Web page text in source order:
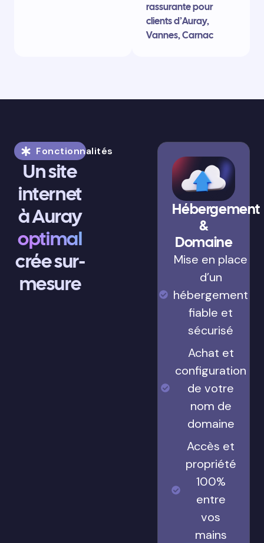
rassurante pour
clients d’Auray,
Vannes, Carnac
Fonctionnalités
Un site
internet
à Auray
optimal
crée sur-
mesure
Hébergement
&
Domaine
Mise en place
d’un
hébergement
fiable et
sécurisé
Achat et
configuration
de votre
nom de
domaine
Accès et
propriété
100%
entre
vos
mains